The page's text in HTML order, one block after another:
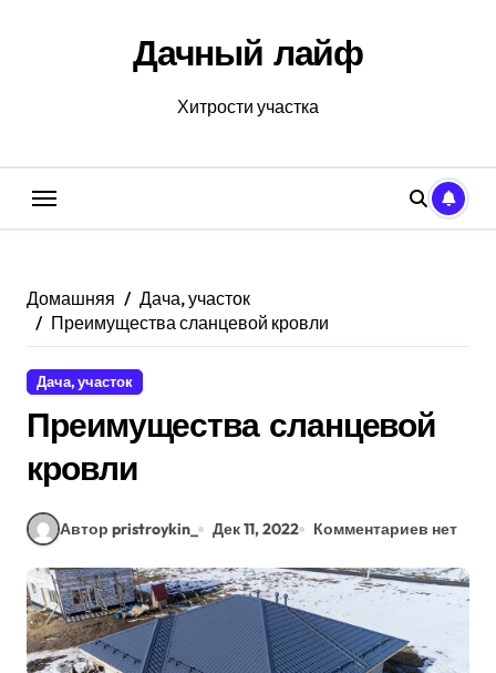
Дачный лайф
Хитрости участка
Домашняя
Дача, участок
Преимущества сланцевой кровли
Дача, участок
Преимущества сланцевой
кровли
Автор pristroykin_ Дек 11, 2022 Комментариев нет